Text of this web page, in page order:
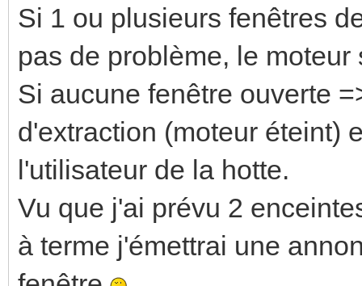
Si 1 ou plusieurs fenêtres
pas de problème, le moteur
Si aucune fenêtre ouverte
d'extraction (moteur éteint)
l'utilisateur de la hotte.
Vu que j'ai prévu 2
à terme j'émettrai une